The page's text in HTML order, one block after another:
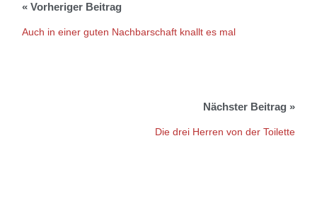
Auch in einer guten Nachbarschaft knallt es mal
Die drei Herren von der Toilette